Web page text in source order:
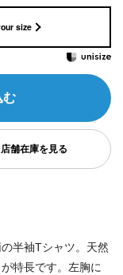
む
半袖Tシャツ。天然
特長です。左胸に
size